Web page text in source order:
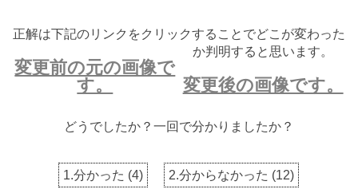
正解は下記のリンクをクリックすることでどこが変わった
か判明すると思います。
変更前の元の画像で
す。
変更後の画像です。
どうでしたか？一回で分かりましたか？
1.分かった (4) 2.分からなかった (12)